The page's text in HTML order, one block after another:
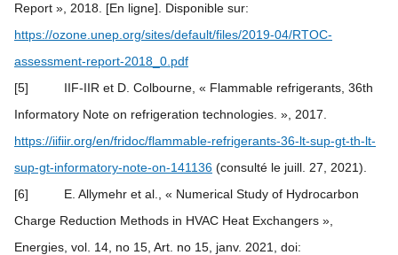
Report », 2018. [En ligne]. Disponible sur:
https://ozone.unep.org/sites/default/files/2019-04/RTOC-
assessment-report-2018_0.pdf
[5] IIF-IIR et D. Colbourne, « Flammable refrigerants, 36th
Informatory Note on refrigeration technologies. », 2017.
https://iifiir.org/en/fridoc/flammable-refrigerants-36-lt-sup-gt-th-lt-
sup-gt-informatory-note-on-141136 (consulté le juill. 27, 2021).
[6] E. Allymehr et al., « Numerical Study of Hydrocarbon
Charge Reduction Methods in HVAC Heat Exchangers »,
Energies, vol. 14, no 15, Art. no 15, janv. 2021, doi: